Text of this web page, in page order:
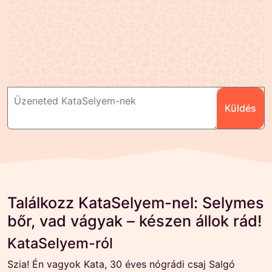
Küldés
Találkozz KataSelyem-nel: Selymes
bőr, vad vágyak – készen állok rád!
KataSelyem-ról
Szia! Én vagyok Kata, 30 éves nógrádi csaj Salgó